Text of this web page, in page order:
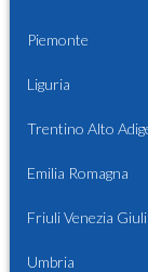
Piemonte
Liguria
Trentino Alto
Emilia Romagna
Friuli Venezia
Umbria